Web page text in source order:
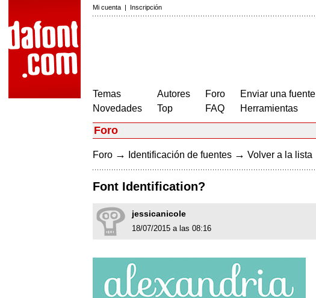
Mi cuenta | Inscripción
Temas
Novedades
Autores
Top
Foro
FAQ
Enviar una fuente
Herramientas
Foro
Foro → Identificación de fuentes → Volver a la lista
Font Identification?
jessicanicole
18/07/2015 a las 08:16